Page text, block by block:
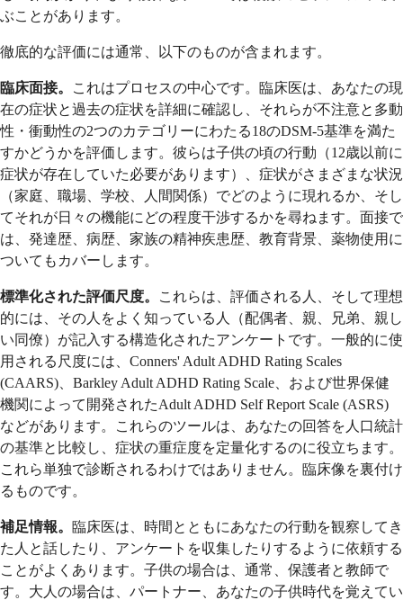
ぶことがあります。
徹底的な評価には通常、以下のものが含まれます。
臨床面接。
これはプロセスの中心です。臨床医は、あなたの現
在の症状と過去の症状を詳細に確認し、それらが不注意と多動
性・衝動性の2つのカテゴリーにわたる18のDSM-5基準を満た
すかどうかを評価します。彼らは子供の頃の行動（12歳以前に
症状が存在していた必要があります）、症状がさまざまな状況
（家庭、職場、学校、人間関係）でどのように現れるか、そし
てそれが日々の機能にどの程度干渉するかを尋ねます。面接で
は、発達歴、病歴、家族の精神疾患歴、教育背景、薬物使用に
ついてもカバーします。
標準化された評価尺度。
これらは、評価される人、そして理想
的には、その人をよく知っている人（配偶者、親、兄弟、親し
い同僚）が記入する構造化されたアンケートです。一般的に使
用される尺度には、Conners' Adult ADHD Rating Scales
(CAARS)、Barkley Adult ADHD Rating Scale、および世界保健
機関によって開発されたAdult ADHD Self Report Scale (ASRS)
などがあります。これらのツールは、あなたの回答を人口統計
の基準と比較し、症状の重症度を定量化するのに役立ちます。
これら単独で診断されるわけではありません。臨床像を裏付け
るものです。
補足情報。 臨床医は、時間とともにあなたの行動を観察してき
た人と話したり、アンケートを収集したりするように依頼する
ことがよくあります。子供の場合は、通常、保護者と教師で
す。大人の場合は、パートナー、あなたの子供時代を覚えてい